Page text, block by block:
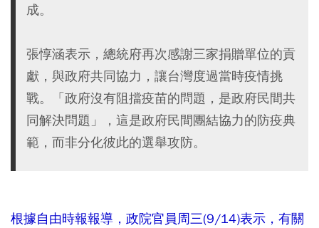
成。
張惇涵表示，總統府再次感謝三家捐贈單位的貢
獻，與政府共同協力，讓台灣度過當時疫情挑
戰。「政府沒有阻擋疫苗的問題，是政府民間共
同解決問題」，這是政府民間團結協力的防疫典
範，而非分化彼此的選舉攻防。
根據自由時報報導，政院官員周三(9/14)表示，有關